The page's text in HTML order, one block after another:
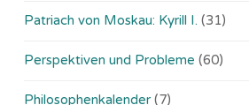
Patriach von Moskau: Kyrill I. (31)
Perspektiven und Probleme (60)
Philosophenkalender (7)